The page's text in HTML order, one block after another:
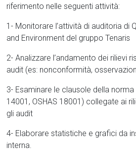
riferimento nelle seguenti attività:
1- Monitorare l’attività di auditoria di
and Environment del gruppo Tenaris
2- Analizzare l’andamento dei rilievi
audit (es: nonconformità,
3- Esaminare le clausole della norma
14001, OSHAS 18001) collegate ai
gli audit
4- Elaborare statistiche e grafici da
interna.